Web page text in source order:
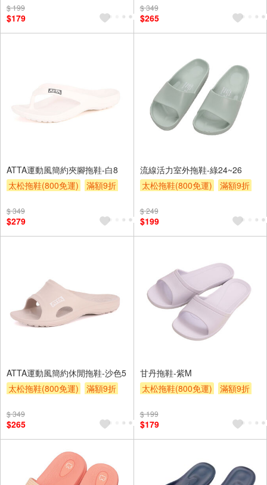
$ 199
$179
贈$200
$ 349
$265
ATTA運動風簡約夾腳拖鞋-白8
太松拖鞋(800免運)
滿額9折
$ 349
$279
流線活力室外拖鞋-綠24~26
太松拖鞋(800免運)
滿額9折
$ 249
$199
ATTA運動風簡約休閒拖鞋-沙色5
太松拖鞋(800免運)
滿額9折
$ 349
$265
甘丹拖鞋-紫M
太松拖鞋(800免運)
滿額9折
$ 199
$179